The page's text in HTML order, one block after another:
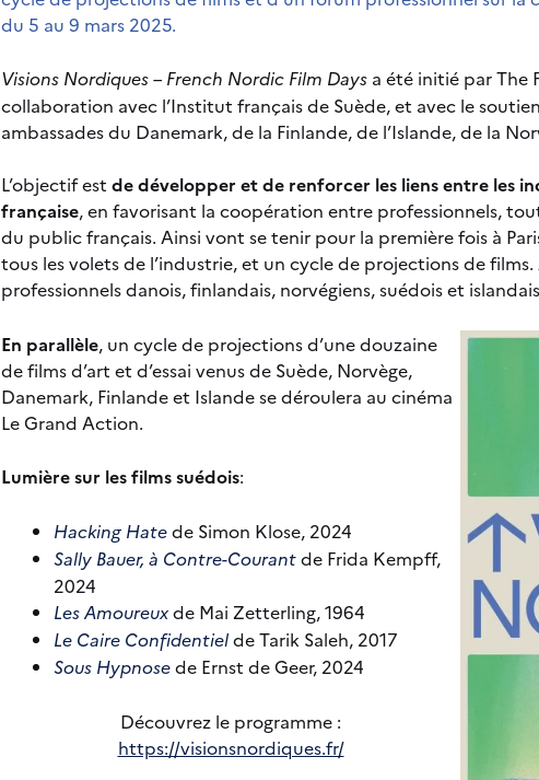
du 5 au 9 mars 2025.
Visions Nordiques – French Nordic Film Days a été initié par The
collaboration avec l’Institut français de Suède, et avec le
ambassades du Danemark, de la Finlande, de l’Islande, de la
L’objectif est de développer et de renforcer les liens entre les
française, en favorisant la coopération entre professionnels,
du public français. Ainsi vont se tenir pour la première fois à
tous les volets de l’industrie, et un cycle de projections de
professionnels danois, finlandais, norvégiens, suédois et
En parallèle, un cycle de projections d’une douzaine
de films d’art et d’essai venus de Suède, Norvège,
Danemark, Finlande et Islande se déroulera au cinéma
Le Grand Action.
Lumière sur les films suédois:
Hacking Hatede Simon Klose, 2024
Sally Bauer, à Contre-Courantde Frida Kempff,
2024
Les Amoureuxde Mai Zetterling, 1964
Le Caire Confidentielde Tarik Saleh, 2017
Sous Hypnosede Ernst de Geer, 2024
Découvrez le programme :
https://visionsnordiques.fr/